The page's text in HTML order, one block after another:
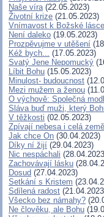
Naše víra(22.05.2023)
Životní krize (21.05.2023)
Vnímavost k Božské
Není daleko (19.05.2023)
Prozpěvujme v utěšení
Kéž bych... (17.05.2023)
Svatý Jene Nepomucký
Líbit Bohu (15.05.2023)
Minulost- budoucnost
Mezi mužem a ženou
O výchově: Společná
Sláva buď muži, který
V těžkosti (02.05.2023)
Zpívají nebesa i celá země
Jak chce On (30.04.2023)
Díky ní žijí (29.04.2023)
Nic nespáchali
Zachovávají lásku
Dosud (27.04.2023)
Setkání s Kristem
Sdílená radost
Všecko bez námahy?
Ne člověku, ale Bohu